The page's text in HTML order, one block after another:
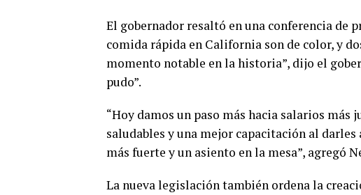
El gobernador resaltó en una conferencia de
comida rápida en California son de color, y
momento notable en la historia”, dijo el
pudo”.
“Hoy damos un paso más hacia salarios más
saludables y una mejor capacitación al
más fuerte y un asiento en la mesa”, agregó
La nueva legislación también ordena la